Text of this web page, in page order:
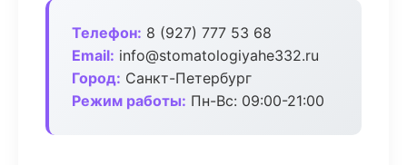
Телефон: 8 (927) 777 53 68
Email: info@stomatologiyahe332.ru
Город: Санкт-Петербург
Режим работы: Пн-Вс: 09:00-21:00